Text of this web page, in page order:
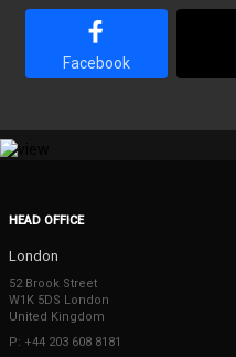
Facebook
HEAD OFFICE
London
52 Brook Street
W1K 5DS London
United Kingdom
P: +44 203 608 8181